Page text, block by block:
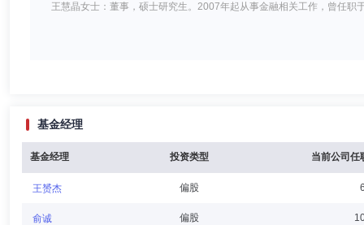
王慧晶女士：董事，硕士研究生。2007年起从事金融相关工作，曾任
上野由喜先生：申万菱信基金管理有限公司董事，硕士研究生。1996
Sentier Investors等，现任三菱UFJ信托银行株式会社执行官、资产管理
学历：本科
基金经理
基金经理 投资类型 当前公司任
王赟杰 偏股
俞诚 偏股